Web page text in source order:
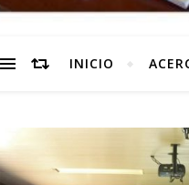
INICIO